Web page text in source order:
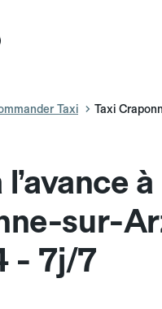
Taxi Taxi
à
sur-
- 7j/7